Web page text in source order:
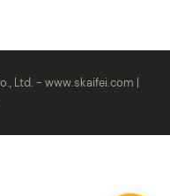
Ltd. - www.skaifei.com |